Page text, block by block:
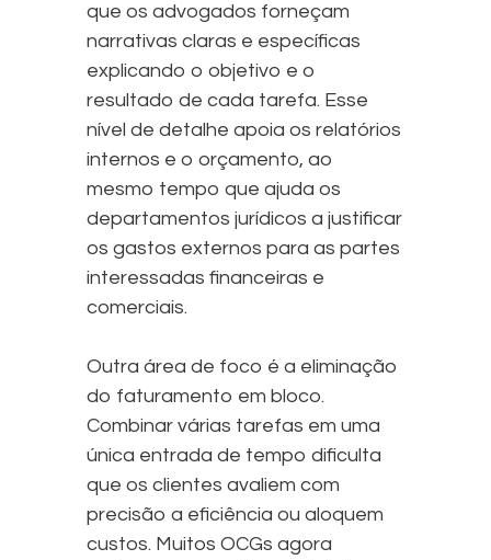
que os advogados forneçam
narrativas claras e específicas
explicando o objetivo e o
resultado de cada tarefa. Esse
nível de detalhe apoia os relatórios
internos e o orçamento, ao
mesmo tempo que ajuda os
departamentos jurídicos a justificar
os gastos externos para as partes
interessadas financeiras e
comerciais.
Outra área de foco é a eliminação
do faturamento em bloco.
Combinar várias tarefas em uma
única entrada de tempo dificulta
que os clientes avaliem com
precisão a eficiência ou aloquem
custos. Muitos OCGs agora